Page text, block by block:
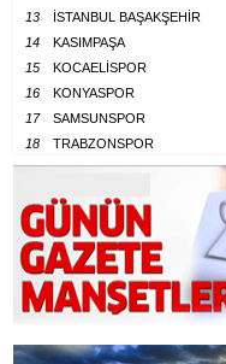
13
İSTANBUL BAŞAKŞEHİR
14
KASIMPAŞA
15
KOCAELİSPOR
16
KONYASPOR
17
SAMSUNSPOR
18
TRABZONSPOR